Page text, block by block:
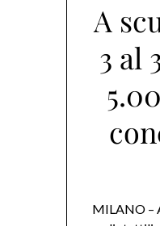
A
3 al
MILANO –